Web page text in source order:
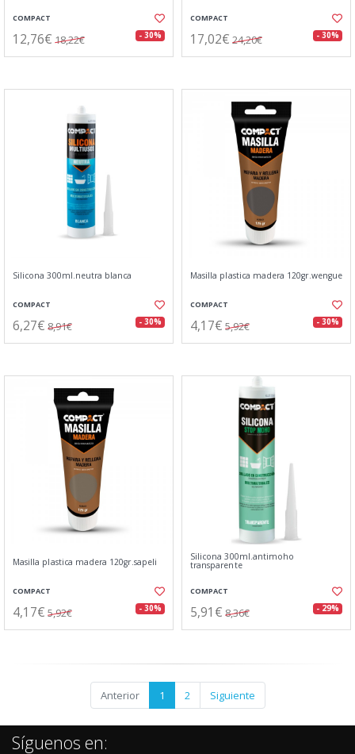
COMPACT
12,76€ 18,22€ - 30%
COMPACT
17,02€ 24,20€ - 30%
Silicona 300ml.neutra blanca
COMPACT
6,27€ 8,91€ - 30%
Masilla plastica madera 120gr.wengue
COMPACT
4,17€ 5,92€ - 30%
Masilla plastica madera 120gr.sapeli
COMPACT
4,17€ 5,92€ - 30%
Silicona 300ml.antimoho
transparente
COMPACT
5,91€ 8,36€ - 29%
Anterior 1 2 Siguiente
Síguenos en: